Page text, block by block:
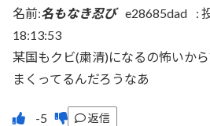
名前:名もなき忍び e28685dad :
18:13:53
某国もクビ(粛清)になるの怖いか
まくってるんだろうなあ
返信